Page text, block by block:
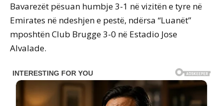
Bavarezët pësuan humbje 3-1 në vizitën e tyre në
Emirates në ndeshjen e pestë, ndërsa “Luanët”
mposhtën Club Brugge 3-0 në Estadio Jose
Alvalade.